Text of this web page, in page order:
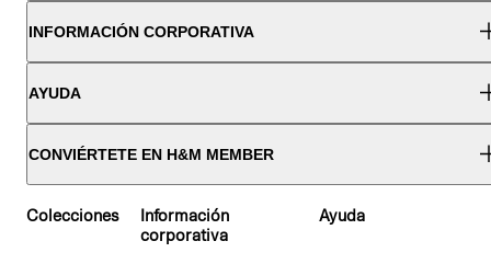
INFORMACIÓN CORPORATIVA
AYUDA
CONVIÉRTETE EN H&M MEMBER
Colecciones
Información
corporativa
Ayuda